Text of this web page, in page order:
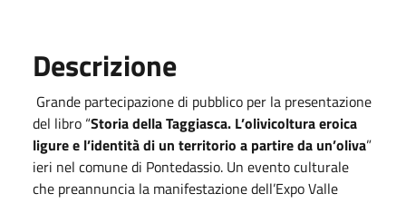
Descrizione
Grande partecipazione di pubblico per la presentazione
del libro “Storia della Taggiasca. L’olivicoltura eroica
ligure e l’identità di un territorio a partire da un’oliva”
ieri nel comune di Pontedassio. Un evento culturale
che preannuncia la manifestazione dell’Expo Valle